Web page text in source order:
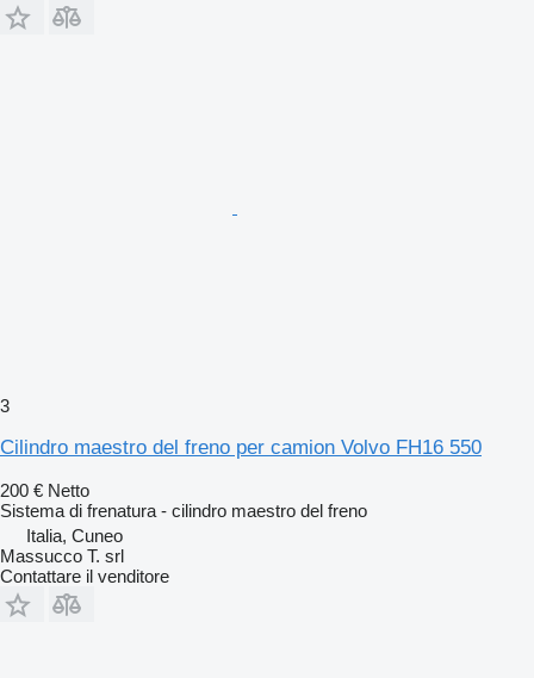
3
Cilindro maestro del freno per camion Volvo FH16 550
200 € Netto
Sistema di frenatura - cilindro maestro del freno
Italia, Cuneo
Massucco T. srl
Contattare il venditore